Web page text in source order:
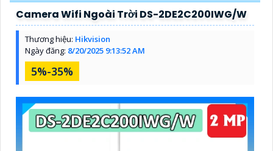
Camera Wifi Ngoài Trời DS-2DE2C200IWG/W
Thương hiệu: Hikvision
Ngày đăng: 8/20/2025 9:13:52 AM
5%-35%